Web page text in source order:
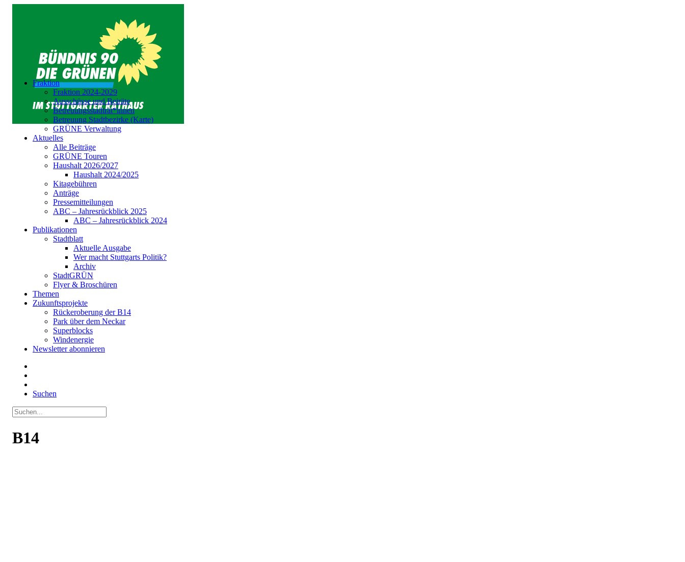
Fraktion
Fraktion 2024-2029
Ausschüsse und Beiräte
Betreuungsstadträt*innen
Betreuung Stadtbezirke (Karte)
GRÜNE Verwaltung
Aktuelles
Alle Beiträge
GRÜNE Touren
Haushalt 2026/2027
Haushalt 2024/2025
Kitagebühren
Anträge
Pressemitteilungen
ABC – Jahresrückblick 2025
ABC – Jahresrückblick 2024
Publikationen
Stadtblatt
Aktuelle Ausgabe
Wer macht Stuttgarts Politik?
Archiv
StadtGRÜN
Flyer & Broschüren
Themen
Zukunftsprojekte
Rückeroberung der B14
Park über dem Neckar
Superblocks
Windenergie
Newsletter abonnieren
Suchen
B14